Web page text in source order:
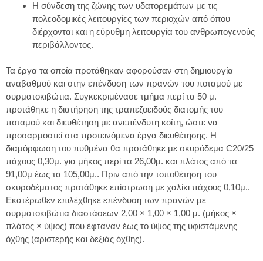
Η σύνδεση της ζώνης των υδατορεμάτων με τις
πολεοδομικές λειτουργίες των περιοχών από όπου
διέρχονται και η εύρυθμη λειτουργία του ανθρωπογενούς
περιβάλλοντος.
Τα έργα τα οποία προτάθηκαν αφορούσαν στη δημιουργία
αναβαθμού και στην επένδυση των πρανών του ποταμού με
συρματοκιβώτια. Συγκεκριμένασε τμήμα περί τα 50 μ.
προτάθηκε η διατήρηση της τραπεζοειδούς διατομής του
ποταμού και διευθέτηση με ανεπένδυτη κοίτη, ώστε να
προσαρμοστεί στα προτεινόμενα έργα διευθέτησης. Η
διαμόρφωση του πυθμένα θα προτάθηκε με σκυρόδεμα C20/25
πάχους 0,30μ. για μήκος περί τα 26,00μ. και πλάτος από τα
91,00μ έως τα 105,00μ.. Πριν από την τοποθέτηση του
σκυροδέματος προτάθηκε επίστρωση με χαλίκι πάχους 0,10μ..
Εκατέρωθεν επιλέχθηκε επένδυση των πρανών με
συρματοκιβώτια διαστάσεων 2,00 × 1,00 × 1,00 μ. (μήκος ×
πλάτος × ύψος) που έφταναν έως το ύψος της υφιστάμενης
όχθης (αριστερής και δεξιάς όχθης).